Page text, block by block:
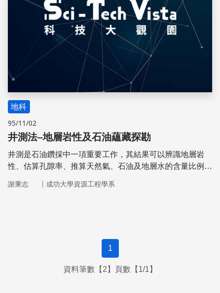
地科
95/11/02
井測法–地層岩性及石油蘊藏探勘
井測是石油鑽採中一項重要工作，其結果可以辨識地層岩
性、估算孔隙率、推算天然氣、石油及地層水的含量比例。
興的方法。
謝秉志 ｜ 成功大學資源工程學系
1
資料筆數【2】頁數【1/1】